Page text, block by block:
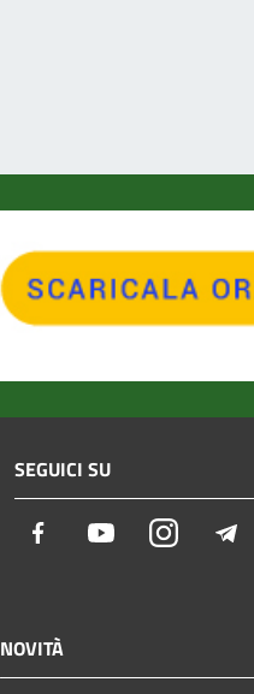
SEGUICI SU
Facebook YoutubeInstagram
NOVITÀ